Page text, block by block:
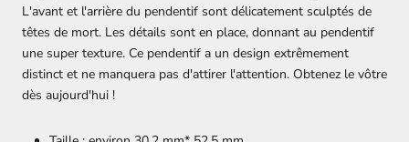
L'avant et l'arrière du pendentif sont délicatement sculptés de
têtes de mort. Les détails sont en place, donnant au pendentif
une super texture. Ce pendentif a un design extrêmement
distinct et ne manquera pas d'attirer l'attention. Obtenez le vôtre
dès aujourd'hui !